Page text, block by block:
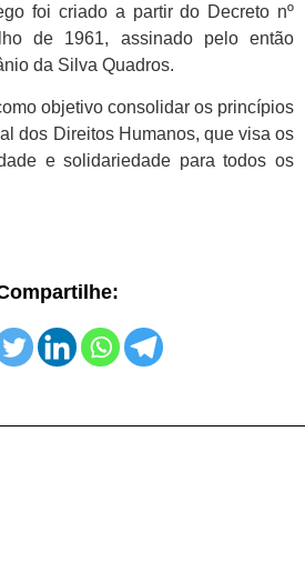
foi criado a partir do Decreto nº
de 1961, assinado pelo então
da Silva Quadros.
objetivo consolidar os princípios
dos Direitos Humanos, que visa os
e solidariedade para todos os